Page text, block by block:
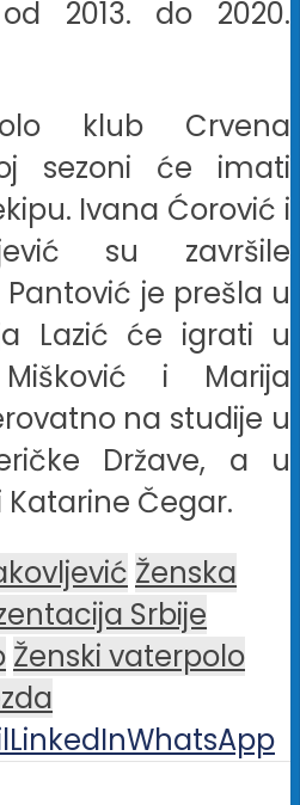
2013. do 2020.
klub Crvena
sezoni će imati
Ivana Ćorović i
su završile
je prešla u
Lazić će igrati u
i Marija
na studije u
Države, a u
Čegar.
Ženska
Srbije
Ženski vaterpolo
LinkedInWhatsApp